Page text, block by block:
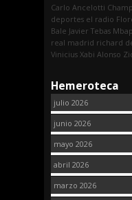
Carlo Ancelotti
deportes el radio
Bale Javier Tebas
real madrid richard
Vinicius Xabi Alonso
Hemeroteca
julio 2026
junio 2026
mayo 2026
abril 2026
marzo 2026